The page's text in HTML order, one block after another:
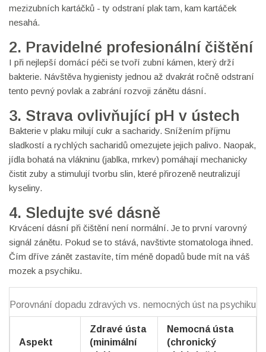
mezizubních kartáčků - ty odstraní plak tam, kam kartáček
nesahá.
2. Pravidelné profesionální čištění
I při nejlepší domácí péči se tvoří zubní kámen, který drží
bakterie. Návštěva hygienisty jednou až dvakrát ročně odstraní
tento pevný povlak a zabrání rozvoji zánětu dásní.
3. Strava ovlivňující pH v ústech
Bakterie v plaku milují cukr a sacharidy. Snížením příjmu
sladkostí a rychlých sacharidů omezujete jejich palivo. Naopak,
jídla bohatá na vlákninu (jablka, mrkev) pomáhají mechanicky
čistit zuby a stimulují tvorbu slin, které přirozeně neutralizují
kyseliny.
4. Sledujte své dásně
Krvácení dásní při čištění není normální. Je to první varovný
signál zánětu. Pokud se to stává, navštivte stomatologa ihned.
Čím dříve zánět zastavíte, tím méně dopadů bude mít na váš
mozek a psychiku.
Porovnání dopadu zdravých vs. nemocných úst na psychiku
Aspekt
Zdravé ústa
(minimální
Nemocná ústa
(chronický